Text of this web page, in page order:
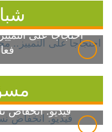
احتجاجاً على
فيديو: انخفاض